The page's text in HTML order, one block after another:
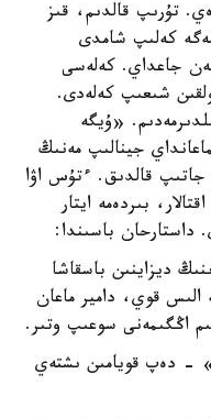
تۇرىپ قالدىم، قىز
كەلىپ شامدى
جاعداي. كەلەسى
شىعىپ كەلەدى.
«ۇيگە
جينالىپ مەنىڭ
جاتىپ قالدىق. ءتۇس اۋا
بىردەمە ايتار
داستارحان باسىندا:
ديزاينىن باسقاشا
الىس قوي، دامير ماعان
اڭگىمەنى سوعىپ وتىر.
- دەپ قويامىن ىشتەي